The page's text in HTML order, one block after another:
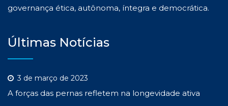
governança ética, autônoma, íntegra e democrática.
Últimas Notícias
3 de março de 2023
A forças das pernas refletem na longevidade ativa